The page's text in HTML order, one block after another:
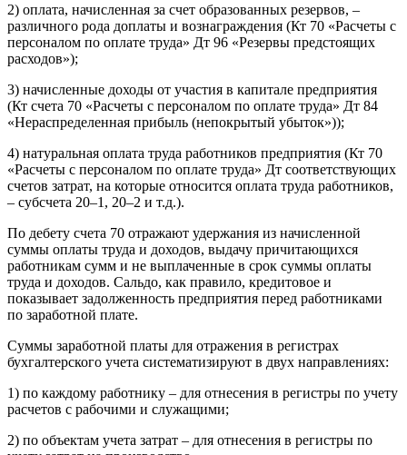
2) оплата, начисленная за счет образованных резервов, –
различного рода доплаты и вознаграждения (Кт 70 «Расчеты с
персоналом по оплате труда» Дт 96 «Резервы предстоящих
расходов»);
3) начисленные доходы от участия в капитале предприятия
(Кт счета 70 «Расчеты с персоналом по оплате труда» Дт 84
«Нераспределенная прибыль (непокрытый убыток»));
4) натуральная оплата труда работников предприятия (Кт 70
«Расчеты с персоналом по оплате труда» Дт соответствующих
счетов затрат, на которые относится оплата труда работников,
– субсчета 20–1, 20–2 и т.д.).
По дебету счета 70 отражают удержания из начисленной
суммы оплаты труда и доходов, выдачу причитающихся
работникам сумм и не выплаченные в срок суммы оплаты
труда и доходов. Сальдо, как правило, кредитовое и
показывает задолженность предприятия перед работниками
по заработной плате.
Суммы заработной платы для отражения в регистрах
бухгалтерского учета систематизируют в двух направлениях:
1) по каждому работнику – для отнесения в регистры по учету
расчетов с рабочими и служащими;
2) по объектам учета затрат – для отнесения в регистры по